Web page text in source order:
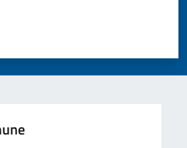
su 5
su 5
5